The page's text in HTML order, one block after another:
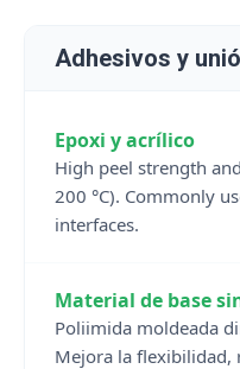
Adhesivos y
Epoxi y acrílico
High peel strength
200 °C). Commonly
interfaces.
Material de base
Poliimida moldeada
Mejora la flexibilidad,